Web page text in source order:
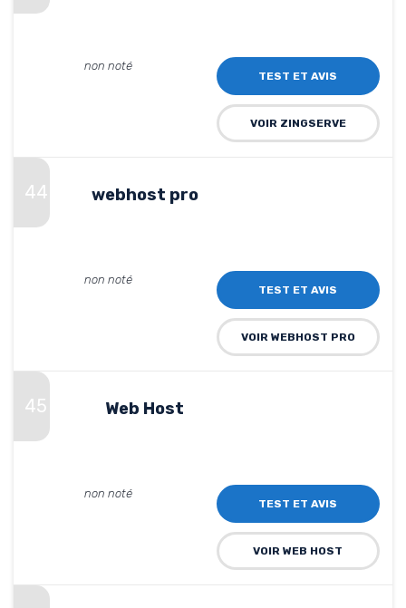
non noté
TEST ET AVIS
VOIR ZINGSERVE
44 webhost pro
non noté
TEST ET AVIS
VOIR WEBHOST PRO
45 Web Host
non noté
TEST ET AVIS
VOIR WEB HOST